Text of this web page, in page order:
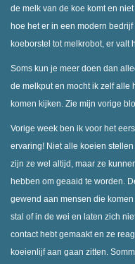
de melk van de koe komt en
hoe het er in een modern
koeborstel tot melkrobot, er valt
Soms kun je meer doen dan
de melkput en mocht ik zelf alle
komen kijken. Zie mijn vorige
Vorige week ben ik voor het
ervaring! Niet alle koeien
zijn ze wel altijd, maar ze
hebben om geaaid te worden.
gewend aan mensen die
stal of in de wei en laten zich
contact hebt gemaakt en ze
koeienlijf aan gaan zitten.